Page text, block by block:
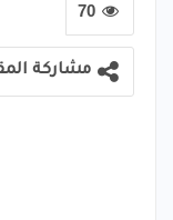
70
مشاركة